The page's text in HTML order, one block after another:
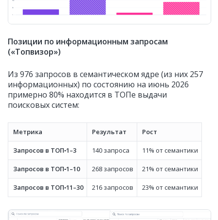
Позиции по информационным запросам
(«Топвизор»)
Из 976 запросов в семантическом ядре (из них 257
информационных) по состоянию на июнь 2026
примерно 80% находится в ТОПе выдачи
поисковых систем:
Метрика Результат Рост
Запросов в ТОП‑1–3 140 запроса 11% от семантики
Запросов в ТОП‑1–10 268 запросов 21% от семантики
Запросов в ТОП‑11–30 216 запросов 23% от семантики